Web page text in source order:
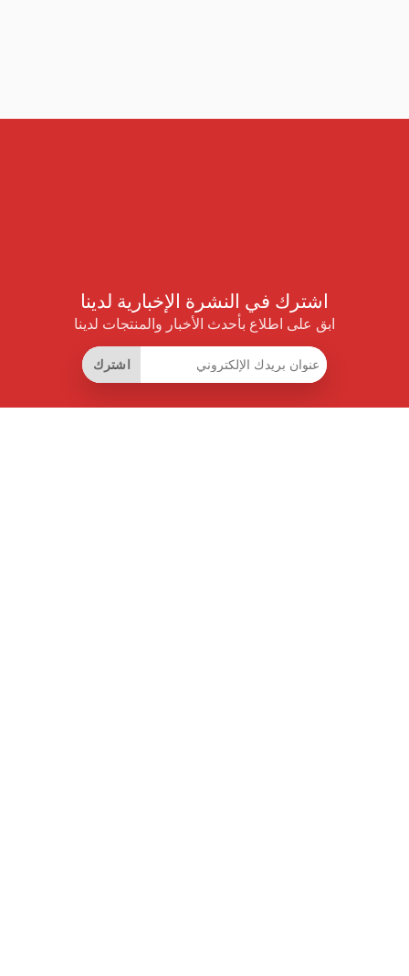
اشترك في النشرة الإخبارية لدينا
ابق على اطلاع بأحدث الأخبار والمنتجات لدينا
اشترك